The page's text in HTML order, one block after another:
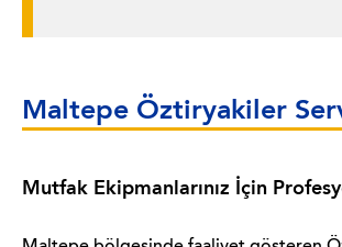
Maltepe Öztiryakiler
Mutfak Ekipmanlarınız İçin